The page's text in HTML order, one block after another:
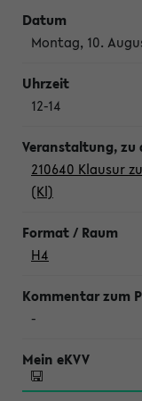
Montag, 10.
12-14
210640 Klausur
(Kl)
H4
-